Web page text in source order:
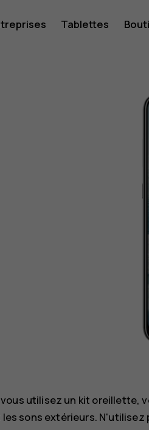
Tablettes
utilisez un kit oreillette,
sons extérieurs. N'utilisez